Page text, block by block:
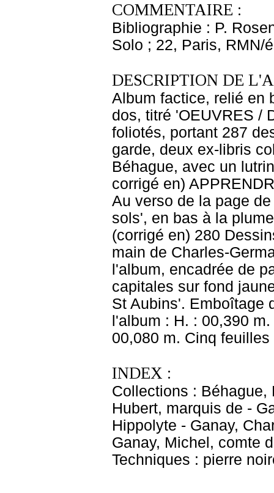
COMMENTAIRE :
Bibliographie : P.
Solo ; 22, Paris, RMN/
DESCRIPTION DE
Album factice, relié en
dos, titré 'OEUVRES /
foliotés, portant 287
garde, deux ex-libris
Béhague, avec un
corrigé en)
Au verso de la page
sols', en bas à la
(corrigé en) 280
main de Charles-
l'album, encadrée de
capitales sur fond
St Aubins'. Emboîtage
l'album : H. : 00,390
00,080 m. Cinq
INDEX :
Collections : Béhague,
Hubert, marquis de -
Hippolyte - Ganay,
Ganay, Michel, comte
Techniques : pierre